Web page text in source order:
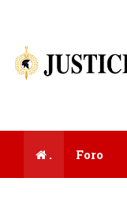
. Foro